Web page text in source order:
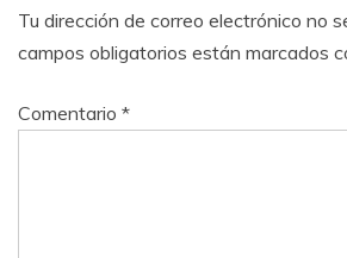
Tu dirección de correo electrónico no
campos obligatorios están marcados
Comentario *